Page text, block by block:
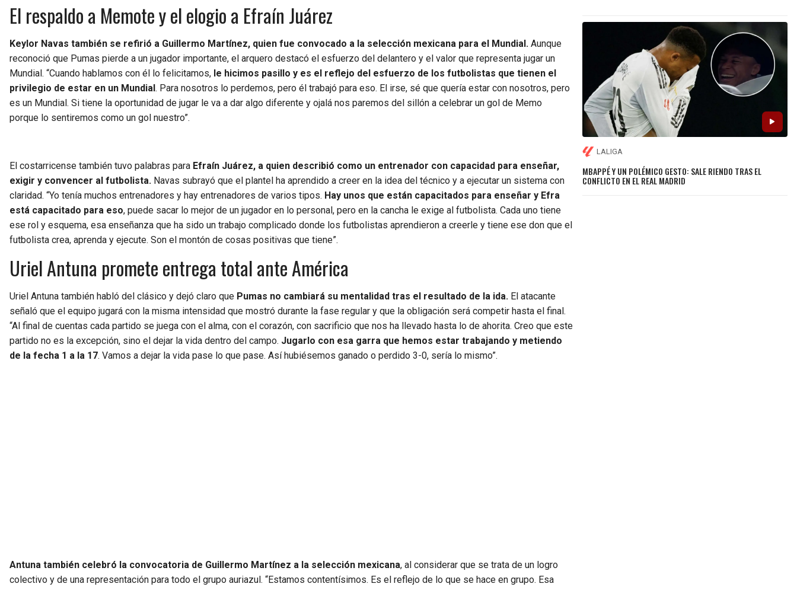
El respaldo a Memote y el elogio a Efraín Juárez
Keylor Navas también se refirió a Guillermo Martínez, quien fue convocado a la selección mexicana para el Mundial. Aunque
reconoció que Pumas pierde a un jugador importante, el arquero destacó el esfuerzo del delantero y el valor que representa jugar un
Mundial. “Cuando hablamos con él lo felicitamos, le hicimos pasillo y es el reflejo del esfuerzo de los futbolistas que tienen el
privilegio de estar en un Mundial. Para nosotros lo perdemos, pero él trabajó para eso. El irse, sé que quería estar con nosotros, pero
es un Mundial. Si tiene la oportunidad de jugar le va a dar algo diferente y ojalá nos paremos del sillón a celebrar un gol de Memo
porque lo sentiremos como un gol nuestro”.
El costarricense también tuvo palabras para Efraín Juárez, a quien describió como un entrenador con capacidad para enseñar,
exigir y convencer al futbolista. Navas subrayó que el plantel ha aprendido a creer en la idea del técnico y a ejecutar un sistema con
claridad. “Yo tenía muchos entrenadores y hay entrenadores de varios tipos. Hay unos que están capacitados para enseñar y Efra
está capacitado para eso, puede sacar lo mejor de un jugador en lo personal, pero en la cancha le exige al futbolista. Cada uno tiene
ese rol y esquema, esa enseñanza que ha sido un trabajo complicado donde los futbolistas aprendieron a creerle y tiene ese don que el
futbolista crea, aprenda y ejecute. Son el montón de cosas positivas que tiene”.
Uriel Antuna promete entrega total ante América
Uriel Antuna también habló del clásico y dejó claro que Pumas no cambiará su mentalidad tras el resultado de la ida. El atacante
señaló que el equipo jugará con la misma intensidad que mostró durante la fase regular y que la obligación será competir hasta el final.
“Al final de cuentas cada partido se juega con el alma, con el corazón, con sacrificio que nos ha llevado hasta lo de ahorita. Creo que este
partido no es la excepción, sino el dejar la vida dentro del campo. Jugarlo con esa garra que hemos estar trabajando y metiendo
de la fecha 1 a la 17. Vamos a dejar la vida pase lo que pase. Así hubiésemos ganado o perdido 3-0, sería lo mismo”.
Antuna también celebró la convocatoria de Guillermo Martínez a la selección mexicana, al considerar que se trata de un logro
colectivo y de una representación para todo el grupo auriazul. “Estamos contentísimos. Es el reflejo de lo que se hace en grupo. Esa
LALIGA
MBAPPÉ Y UN POLÉMICO GESTO: SALE RIENDO TRAS EL
CONFLICTO EN EL REAL MADRID